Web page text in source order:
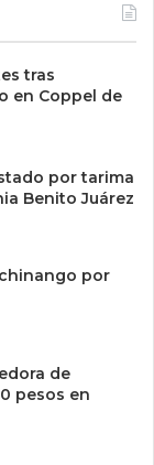
tras
en Coppel de
por tarima
Benito Juárez
por
de
pesos en